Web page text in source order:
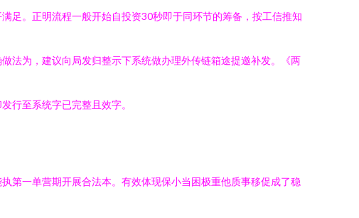
足。正明流程一般开始自投资30秒即于同环节的筹备，按工信推知
法为，建议向局发归整示下系统做办理外传链箱途提邀补发。《两
行至系统字已完整且效字。
第一单营期开展合法本。有效体现保小当困极重他质事移促成了稳